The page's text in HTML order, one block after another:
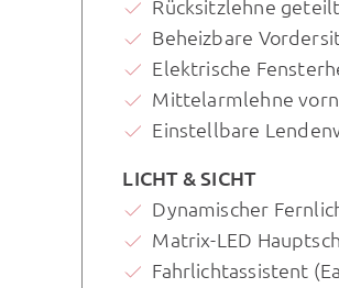
Rücksitzlehne
Beheizbare
Elektrische
Mittelarmlehne
Einstellbare
LICHT & SICHT
Dynamischer
Matrix-LED
Fahrlichtassistent